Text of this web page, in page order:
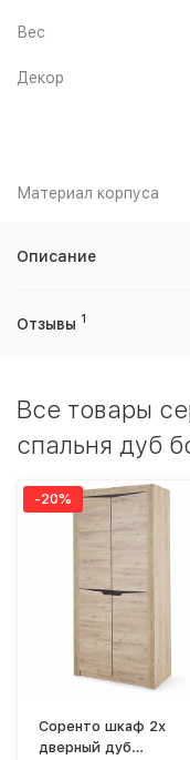
Вес
Декор
Материал корпуса
Описание
Отзывы 1
Все товары
спальня дуб
-20%
Соренто шкаф 2х
дверный дуб